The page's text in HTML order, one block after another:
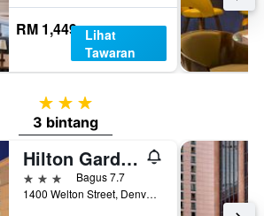
RM 1,449 Lihat
Tawaran
3 bintang
3 bintang
Hilton Garden Inn Denver Downtown
3 bintangBagus 7.7
1400 Welton Street, Denver, CO, Amerika Syarikat